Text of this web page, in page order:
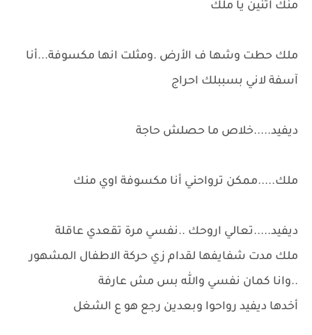
منك اتنين يا ملك
ملك حطت وشها ف الأرض .ومثلت انها مكسوفة...أنا
آسفة لاني بسببلك احراج
ديفيد.....خلاص ما حصلش حاجة
ملك.....ممكن ترواحني أنا مكسوفة اوي منك
ديفيد.....تعالي اروحك ..نفسي مرة تقعدي عاقلة
ملك مدت شفايفها لقدام زي حركة الاطفال المشهور
..وانا كمان نفسي والله بس مش عارفة
أخدها ديفيد رواحوا وبعدين رجع هو ع الشغل